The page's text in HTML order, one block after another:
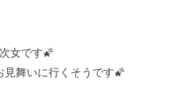
女です🌠
見舞いに行くそうです🌠